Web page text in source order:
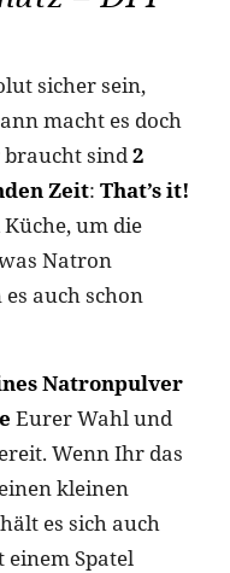
sicher sein,
macht es doch
braucht sind2
Zeit: That’s it!
um die
Natron
auch schon
Natronpulver
Eurer Wahl und
Wenn Ihr das
kleinen
es sich auch
einem Spatel